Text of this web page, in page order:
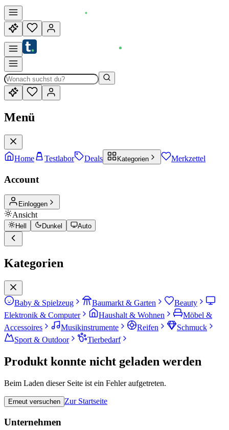
Menü
Home Testlabor Deals Kategorien Merkzettel
Account
Einloggen
Ansicht
Hell Dunkel Auto
Kategorien
Baby & Spielzeug Baumarkt & Garten
Beauty
Elektronik & Computer
Haushalt & Wohnen
Möbel &
Accessoires
Musikinstrumente Reifen
Schmuck
Sport & Outdoor
Tierbedarf
Produkt konnte nicht geladen werden
Beim Laden dieser Seite ist ein Fehler aufgetreten.
Erneut versuchen Zur Startseite
Unternehmen